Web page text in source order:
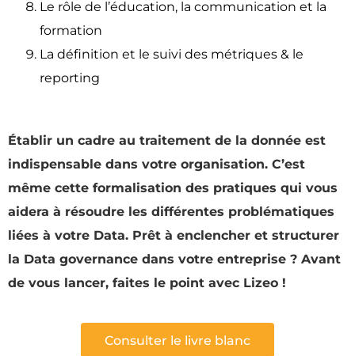
Le rôle de l’éducation, la communication et la
formation
La définition et le suivi des métriques & le
reporting
Établir un cadre au traitement de la donnée est
indispensable dans votre organisation. C’est
même cette formalisation des pratiques qui vous
aidera à résoudre les différentes problématiques
liées à votre Data. Prêt à enclencher et structurer
la Data governance dans votre entreprise ? Avant
de vous lancer, faites le point avec Lizeo !
Consulter le livre blanc